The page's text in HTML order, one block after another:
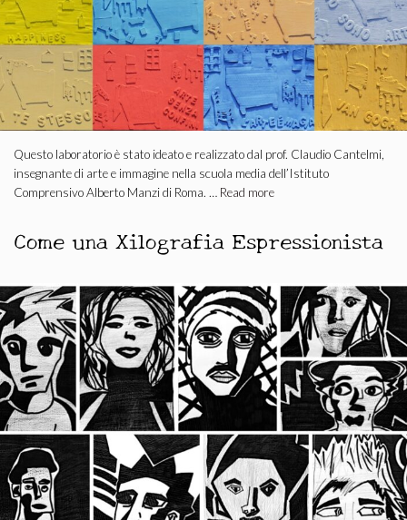
Questo laboratorio è stato ideato e realizzato dal prof. Claudio Cantelmi,
insegnante di arte e immagine nella scuola media dell’Istituto
Comprensivo Alberto Manzi di Roma. … Read more
Come una Xilografia Espressionista